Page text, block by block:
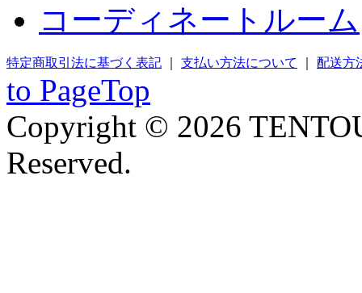
コーディネートルーム
特定商取引法に基づく表記 支払い方法について 配送方
to PageTop
Copyright © 2026
Reserved.